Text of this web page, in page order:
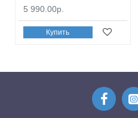
5 990.00р.
Купить